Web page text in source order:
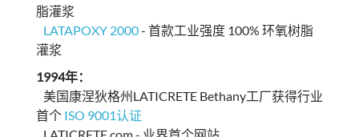
脂灌浆
LATAPOXY 2000- 首款工业强度 100% 环氧树脂
灌浆
1994年：
美国康涅狄格州LATICRETE Bethany工厂获得行业
首个 ISO 9001认证